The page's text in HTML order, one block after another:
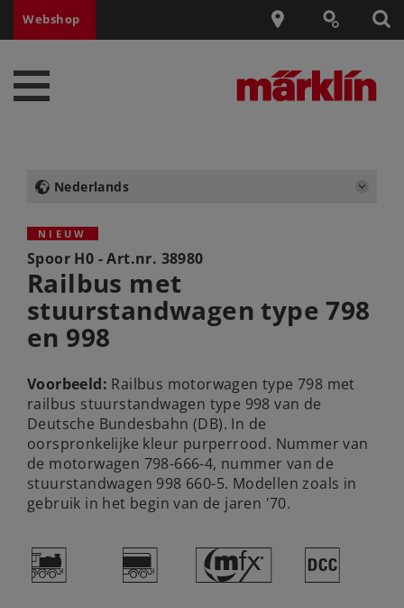
Webshop
Nederlands
NIEUW
Spoor H0 - Art.nr. 38980
Railbus met
stuurstandwagen type 798
en 998
Voorbeeld: Railbus motorwagen type 798 met
railbus stuurstandwagen type 998 van de
Deutsche Bundesbahn (DB). In de
oorspronkelijke kleur purperrood. Nummer van
de motorwagen 798-666-4, nummer van de
stuurstandwagen 998 660-5. Modellen zoals in
gebruik in het begin van de jaren '70.
* ; # §